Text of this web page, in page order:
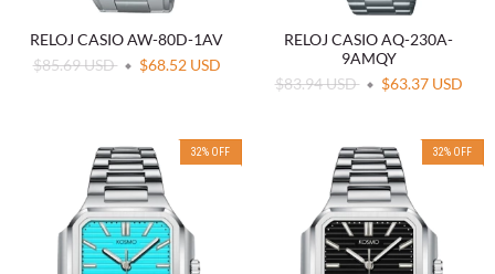
RELOJ CASIO AW-80D-1AV
$85.69 USD
$68.52 USD
RELOJ CASIO AQ-230A-
9AMQY
$83.94 USD
$63.37 USD
32% OFF 32% OFF